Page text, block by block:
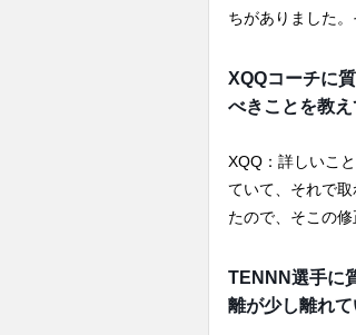
ちがありました
XQQコーチに
べきことを教え
XQQ：詳しいこ
ていて、それで
たので、そこの
TENNN選手に
離が少し離れ